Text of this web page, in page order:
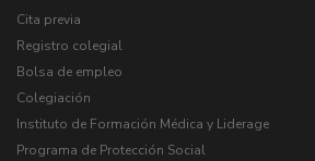
Cita previa
Registro colegial
Bolsa de empleo
Colegiación
Instituto de Formación Médica y Liderage
Programa de Protección Social